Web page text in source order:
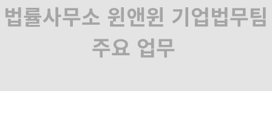
법률사무소 윈앤윈 기업법무팀
주요 업무